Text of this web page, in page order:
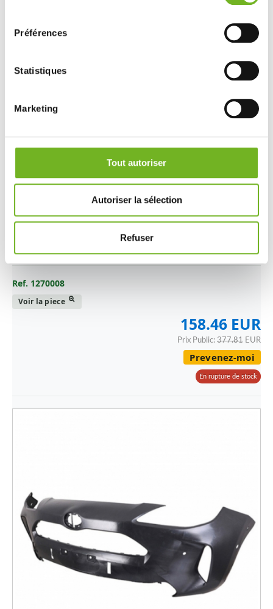
Préférences
Statistiques
Marketing
Tout autoriser
Autoriser la sélection
Refuser
Pare-chocs avant apprêté, 2 trous capteurs
Ref. 1270008
Voir la piece
158.46 EUR
Prix Public: 377.81 EUR
Prevenez-moi
En rupture de stock